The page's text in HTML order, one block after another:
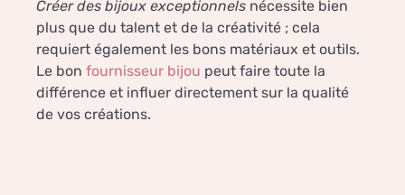
Créer des bijoux exceptionnels nécessite bien
plus que du talent et de la créativité ; cela
requiert également les bons matériaux et outils.
Le bon fournisseur bijou peut faire toute la
différence et influer directement sur la qualité
de vos créations.